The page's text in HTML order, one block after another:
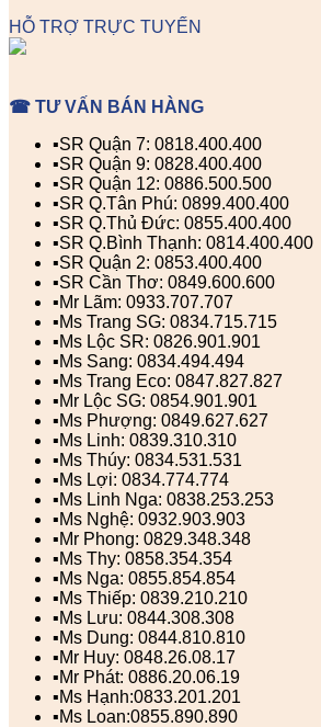
HỖ TRỢ TRỰC TUYẾN
☎ TƯ VẤN BÁN HÀNG
▪️SR Quận 7: 0818.400.400
▪️SR Quận 9: 0828.400.400
▪️SR Quận 12: 0886.500.500
▪️SR Q.Tân Phú: 0899.400.400
▪️SR Q.Thủ Đức: 0855.400.400
▪️SR Q.Bình Thạnh: 0814.400.400
▪️SR Quận 2: 0853.400.400
▪️SR Cần Thơ: 0849.600.600
▪️Mr Lãm: 0933.707.707
▪️Ms Trang SG: 0834.715.715
▪️Ms Lộc SR: 0826.901.901
▪️Ms Sang: 0834.494.494
▪️Ms Trang Eco: 0847.827.827
▪️Mr Lộc SG: 0854.901.901
▪️Ms Phượng: 0849.627.627
▪️Ms Linh: 0839.310.310
▪️Ms Thúy: 0834.531.531
▪️Ms Lợi: 0834.774.774
▪️Ms Linh Nga: 0838.253.253
▪️Ms Nghệ: 0932.903.903
▪️Mr Phong: 0829.348.348
▪️Ms Thy: 0858.354.354
▪️Ms Nga: 0855.854.854
▪️Ms Thiếp: 0839.210.210
▪️Ms Lưu: 0844.308.308
▪️Ms Dung: 0844.810.810
▪️Mr Huy: 0848.26.08.17
▪️Mr Phát: 0886.20.06.19
▪️Ms Hạnh:0833.201.201
▪️Ms Loan:0855.890.890